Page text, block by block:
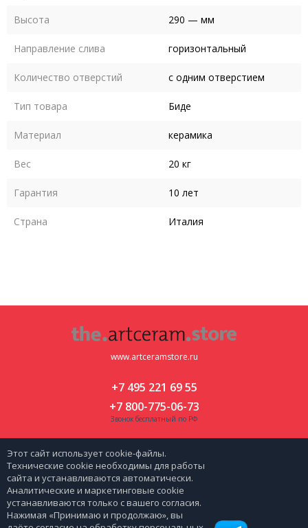
Высота 290 — мм
Направление слива горизонтальный
Количество отверстий с одним отверстием
Тип товара Биде
Материал керамика
Вес 20 кг
Гарантия 10 лет
Страна Италия
www.artceramstore.ru
+7 495 221 69 55
+7 800-775-06-73
Звонок бесплатный по РФ
zakaz@artceramstore.ru
Политика персональных данных
Этот сайт использует cookie-файлы.
Технические cookie необходимы для работы
сайта и устанавливаются автоматически.
Аналитические и маркетинговые cookie
устанавливаются только с вашего согласия.
Нажимая «Принимаю и продолжаю», вы